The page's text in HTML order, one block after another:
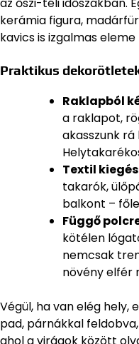
kerámia figura,
kavics is izgalmas
Praktikus
Raklapból
a raklapot,
akasszunk
Textil
takarók,
balkont –
Függő
kötélen
nemcsak
növény elfér
Végül, ha van elég hely,
pad, párnákkal